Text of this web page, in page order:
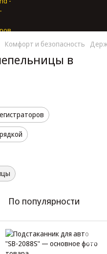
Комфорт и безопасность
в
По популярности